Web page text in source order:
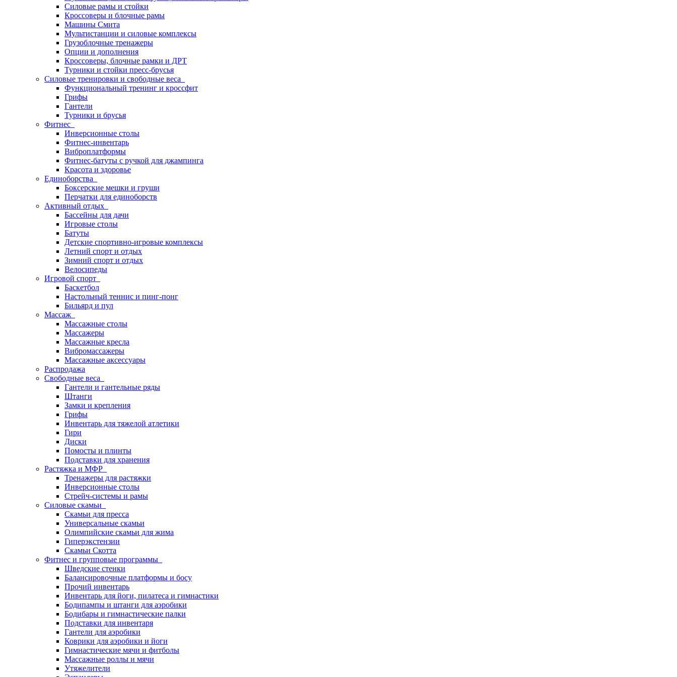
Силовые рамы и стойки
Кроссоверы и блочные рамы
Машины Смита
Мультистанции и силовые комплексы
Грузоблочные тренажеры
Опции и дополнения
Кроссоверы, блочные рамки и ДРТ
Турники и стойки пресс-брусья
Силовые тренировки и свободные веса
Функциональный тренинг и кроссфит
Грифы
Гантели
Турники и брусья
Фитнес
Инверсионные столы
Фитнес-инвентарь
Виброплатформы
Фитнес-батуты с ручкой для джампинга
Красота и здоровье
Единоборства
Боксерские мешки и груши
Перчатки для единоборств
Активный отдых
Бассейны для дачи
Игровые столы
Батуты
Детские спортивно-игровые комплексы
Летний спорт и отдых
Зимний спорт и отдых
Велосипеды
Игровой спорт
Баскетбол
Настольный теннис и пинг-понг
Бильярд и пул
Массаж
Массажные столы
Массажеры
Массажные кресла
Вибромассажеры
Массажные аксессуары
Распродажа
Свободные веса
Гантели и гантельные ряды
Штанги
Замки и крепления
Грифы
Инвентарь для тяжелой атлетики
Гири
Диски
Помосты и плинты
Подставки для хранения
Растяжка и МФР
Тренажеры для растяжки
Инверсионные столы
Стрейч-системы и рамы
Силовые скамьи
Скамьи для пресса
Универсальные скамьи
Олимпийские скамьи для жима
Гиперэкстензии
Скамьи Скотта
Фитнес и групповые программы
Шведские стенки
Балансировочные платформы и босу
Прочий инвентарь
Инвентарь для йоги, пилатеса и гимнастики
Бодипампы и штанги для аэробики
Бодибары и гимнастические палки
Подставки для инвентаря
Гантели для аэробики
Коврики для аэробики и йоги
Гимнастические мячи и фитболы
Массажные роллы и мячи
Утяжелители